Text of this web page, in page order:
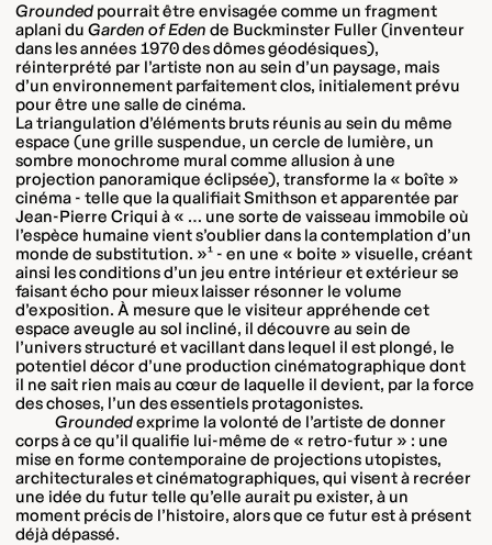
Groundedpourrait être envisagée comme un fragment
aplani duGarden of Eden de Buckminster Fuller (inventeur
dans les années 1970 des dômes géodésiques),
réinterprété par l’artiste non au sein d’un paysage, mais
d’un environnement parfaitement clos, initialement prévu
pour être une salle de cinéma.
La triangulation d’éléments bruts réunis au sein du même
espace (une grille suspendue, un cercle de lumière, un
sombre monochrome mural comme allusion à une
projection panoramique éclipsée), transforme la « boîte »
cinéma - telle que la qualifiait Smithson et apparentée par
Jean-Pierre Criqui à « … une sorte de vaisseau immobile où
l’espèce humaine vient s’oublier dans la contemplation d’un
monde de substitution. »1 - en une « boite » visuelle, créant
ainsi les conditions d’un jeu entre intérieur et extérieur se
faisant écho pour mieux laisser résonner le volume
d’exposition. À mesure que le visiteur appréhende cet
espace aveugle au sol incliné, il découvre au sein de
l’univers structuré et vacillant dans lequel il est plongé, le
potentiel décor d’une production cinématographique dont
il ne sait rien mais au cœur de laquelle il devient, par la force
des choses, l’un des essentiels protagonistes.
Groundedexprime la volonté de l’artiste de donner
corps à ce qu’il qualifie lui-même de « retro-futur » : une
mise en forme contemporaine de projections utopistes,
architecturales et cinématographiques, qui visent à recréer
une idée du futur telle qu’elle aurait pu exister, à un
moment précis de l’histoire, alors que ce futur est à présent
déjà dépassé.